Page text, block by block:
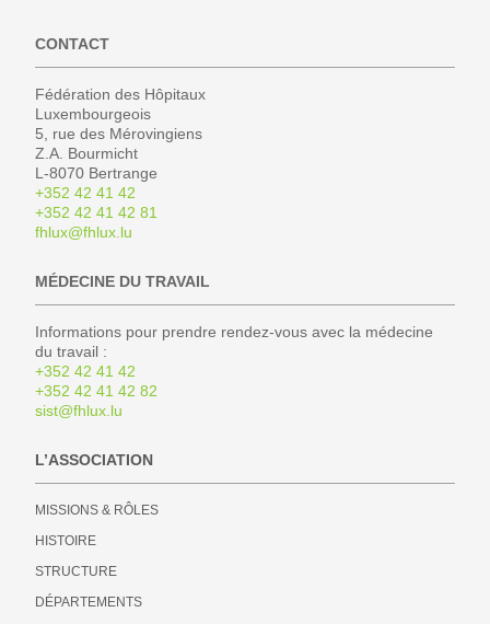
CONTACT
Fédération des Hôpitaux
Luxembourgeois
5, rue des Mérovingiens
Z.A. Bourmicht
L-8070 Bertrange
+352 42 41 42
+352 42 41 42 81
fhlux@fhlux.lu
MÉDECINE DU TRAVAIL
Informations pour prendre rendez-vous avec la médecine
du travail :
+352 42 41 42
+352 42 41 42 82
sist@fhlux.lu
L’ASSOCIATION
MISSIONS & RÔLES
HISTOIRE
STRUCTURE
DÉPARTEMENTS